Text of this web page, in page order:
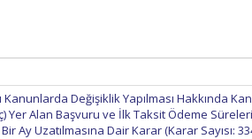
Kanunlarda Değişiklik Yapılması Hakkında
Yer Alan Başvuru ve İlk Taksit Ödeme
Ay Uzatılmasına Dair Karar (Karar Sayısı: